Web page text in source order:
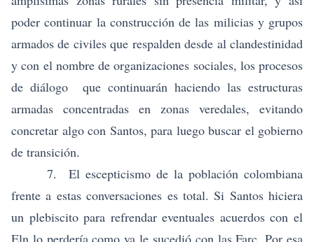
poder continuar la construcción de las milicias y grupos
armados de civiles que respalden desde al clandestinidad
y con el nombre de organizaciones sociales, los procesos
de diálogo que continuarán haciendo las estructuras
armadas concentradas en zonas veredales, evitando
concretar algo con Santos, para luego buscar el gobierno
de transición.
7. El escepticismo de la población colombiana
frente a estas conversaciones es total. Si Santos hiciera
un plebiscito para refrendar eventuales acuerdos con el
Eln lo perdería como ya le sucedió con las Farc. Por esa